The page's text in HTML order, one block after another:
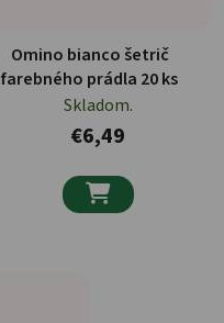
Omino bianco šetrič
farebného prádla 20 ks
Skladom.
€6,49
